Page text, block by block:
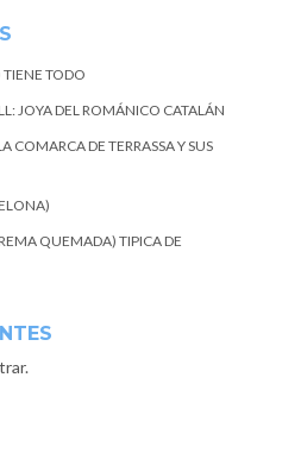
TODO
JOYA DEL ROMÁNICO CATALÁN
COMARCA DE TERRASSA Y SUS
QUEMADA) TIPICA DE